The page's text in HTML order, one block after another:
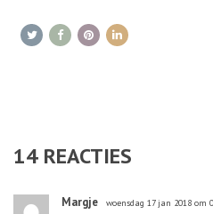
14 REACTIES
Margje woensdag 17 jan 2018 om